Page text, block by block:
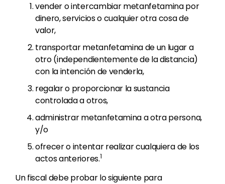
vender o intercambiar metanfetamina por
dinero, servicios o cualquier otra cosa de
valor,
transportar metanfetamina de un lugar a
otro (independientemente de la distancia)
con la intención de venderla,
regalar o proporcionar la sustancia
controlada a otros,
administrar metanfetamina a otra persona,
y/o
ofrecer o intentar realizar cualquiera de los
actos anteriores.1
Un fiscal debe probar lo siguiente para